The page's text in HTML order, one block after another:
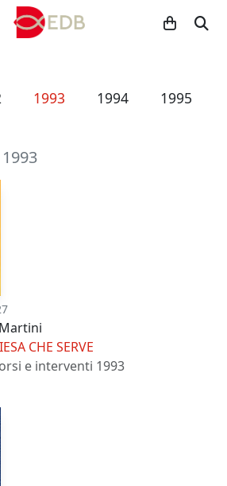
1993 1994 1995
1993
CHE SERVE
e interventi 1993